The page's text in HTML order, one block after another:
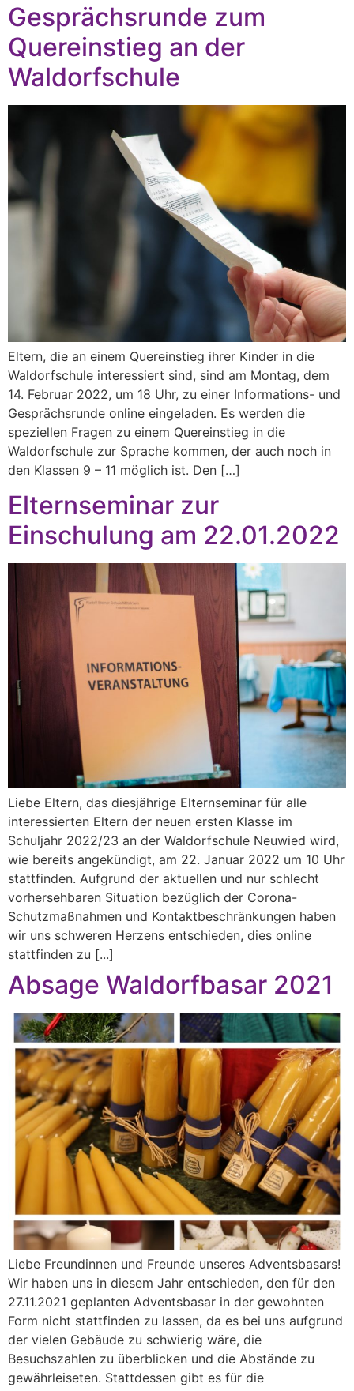
Gesprächsrunde zum
Quereinstieg an der
Waldorfschule
Eltern, die an einem Quereinstieg ihrer Kinder in die
Waldorfschule interessiert sind, sind am Montag, dem
14. Februar 2022, um 18 Uhr, zu einer Informations- und
Gesprächsrunde online eingeladen. Es werden die
speziellen Fragen zu einem Quereinstieg in die
Waldorfschule zur Sprache kommen, der auch noch in
den Klassen 9 – 11 möglich ist. Den […]
Elternseminar zur
Einschulung am 22.01.2022
Liebe Eltern, das diesjährige Elternseminar für alle
interessierten Eltern der neuen ersten Klasse im
Schuljahr 2022/23 an der Waldorfschule Neuwied wird,
wie bereits angekündigt, am 22. Januar 2022 um 10 Uhr
stattfinden. Aufgrund der aktuellen und nur schlecht
vorhersehbaren Situation bezüglich der Corona-
Schutzmaßnahmen und Kontaktbeschränkungen haben
wir uns schweren Herzens entschieden, dies online
stattfinden zu [...]
Absage Waldorfbasar 2021
Liebe Freundinnen und Freunde unseres Adventsbasars!
Wir haben uns in diesem Jahr entschieden, den für den
27.11.2021 geplanten Adventsbasar in der gewohnten
Form nicht stattfinden zu lassen, da es bei uns aufgrund
der vielen Gebäude zu schwierig wäre, die
Besuchszahlen zu überblicken und die Abstände zu
gewährleiseten. Stattdessen gibt es für die